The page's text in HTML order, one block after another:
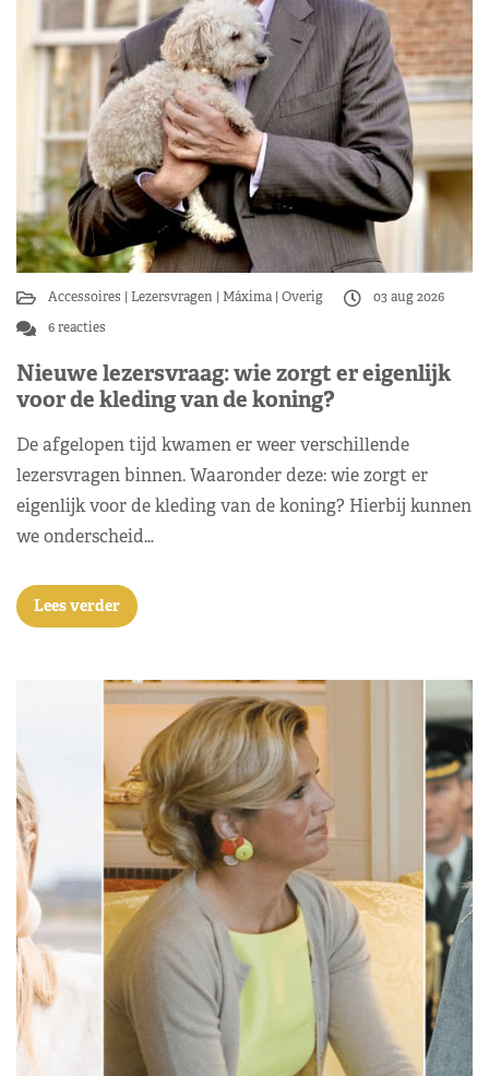
Accessoires Lezersvragen Máxima Overig
03 aug 2026
6 reacties
Nieuwe lezersvraag: wie zorgt er eigenlijk
voor de kleding van de koning?
De afgelopen tijd kwamen er weer verschillende
lezersvragen binnen. Waaronder deze: wie zorgt er
eigenlijk voor de kleding van de koning? Hierbij kunnen
we onderscheid…
Lees verder